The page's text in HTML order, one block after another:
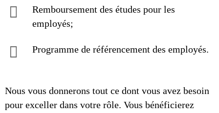
Remboursement des études pour les
employés;
Programme de référencement des employés.
Nous vous donnerons tout ce dont vous avez besoin
pour exceller dans votre rôle. Vous bénéficierez